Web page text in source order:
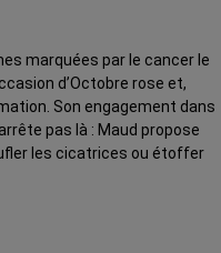
marquées par le cancer le
d’Octobre rose et,
Son engagement dans
pas là : Maud propose
les cicatrices ou étoffer